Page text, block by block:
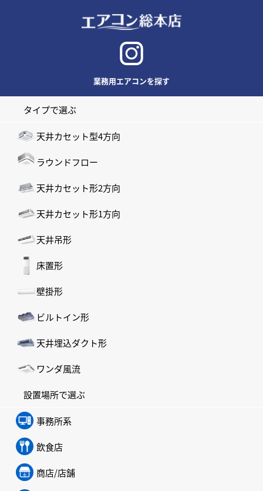
業務用エアコンを探す
タイプで選ぶ
天井カセット型4方向
ラウンドフロー
天井カセット形2方向
天井カセット形1方向
天井吊形
床置形
壁掛形
ビルトイン形
天井埋込ダクト形
ワンダ風流
設置場所で選ぶ
事務所系
飲食店
商店/店舗